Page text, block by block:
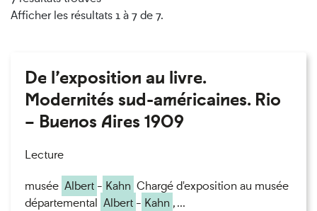
Afficher les résultats 1 à 7 de 7.
De l’exposition au livre.
Modernités sud-américaines. Rio
– Buenos Aires 1909
Lecture
musée Albert - Kahn Chargé d'exposition au musée
départemental Albert - Kahn , ...